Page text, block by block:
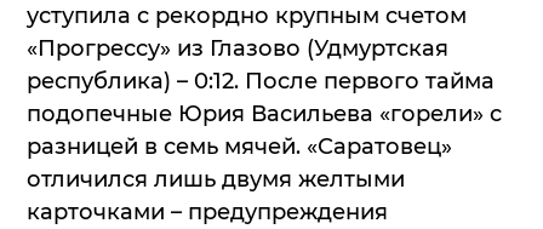
уступила с рекордно крупным счетом
«Прогрессу» из Глазово (Удмуртская
республика) – 0:12. После первого тайма
подопечные Юрия Васильева «горели» с
разницей в семь мячей. «Саратовец»
отличился лишь двумя желтыми
карточками – предупреждения